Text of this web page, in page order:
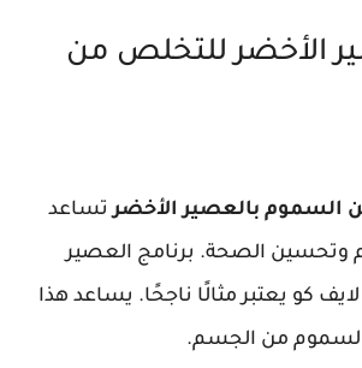
الأخضر للتخلص من
السموم بالعصير الأخضرتساعد
الصحة. برنامج العصير
كو يعتبر مثالًا ناجحًا. يساعد هذا
السموم من الجسم.